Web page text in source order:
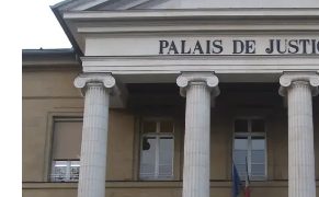
TRANSPORTS
ÉCONOMIE
POLITIQUE